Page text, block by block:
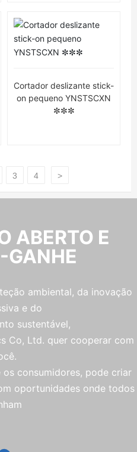
Cortador deslizante stick-
on pequeno YNSTSCXN
✼✼✼
3 4 >
ABERTO E
GANHE
ambiental, da inovação
e do
sustentável,
Co, Ltd. quer cooperar com
consumidores, pode criar
oportunidades onde todos